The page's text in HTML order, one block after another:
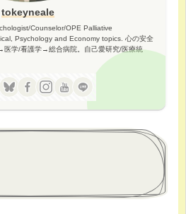
tokeyneale
Counselor/OPE Palliative
Psychology and Economy topics. 心の安全
医学/看護学→総合病院。自己愛研究/医療統